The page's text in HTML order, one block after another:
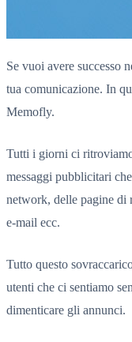
Se vuoi avere successo
tua comunicazione. In
Memofly.
Tutti i giorni ci
messaggi pubblicitari
network, delle pagine di
e-mail ecc.
Tutto questo
utenti che ci sentiamo
dimenticare gli annunci.